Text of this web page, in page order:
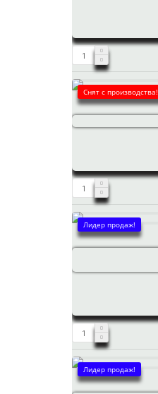
Снят с производства!
Лидер продаж!
Лидер продаж!